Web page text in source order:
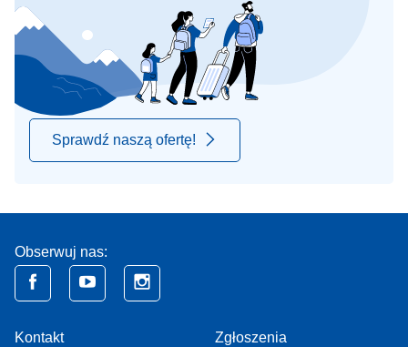
Sprawdź naszą ofertę!
Obserwuj nas:
Kontakt
Zgłoszenia